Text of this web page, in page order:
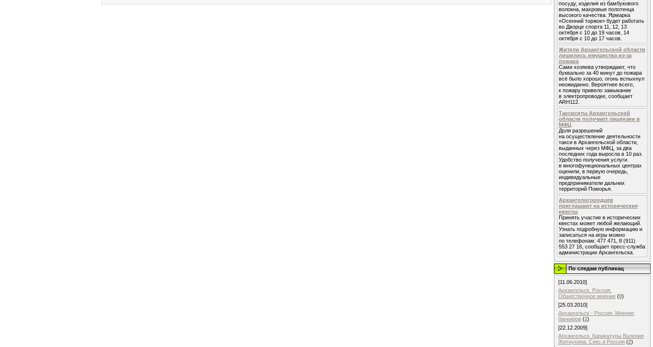
посуду, изделия из бамбукового
волокна, махровые полотенца
высокого качества. Ярмарка
«Осенний торжок» будет работать
во Дворце спорта 11, 12, 13
октября с 10 до 19 часов, 14
октября с 10 до 17 часов.
Жители Архангельской области
лишились имущества из-за
пожара
Сами хозяева утверждают, что
буквально за 40 минут до пожара
всё было хорошо, огонь вспыхнул
неожиданно. Вероятнее всего,
к пожару привело замыкание
в электропроводке, сообщает
ARH112.
Таксиситы Архангельской
области получают лицензии в
МФЦ
Доля разрешений
на осуществление деятельности
такси в Архангельской области,
выданных через МФЦ, за два
последних года выросла в 10 раз.
Удобство получения услуги
в многофункциональных центрах
оценили, в первую очередь,
индивидуальные
предприниматели дальних
территорий Поморья.
Архангелогородцев
приглашают на исторические
квесты
Принять участие в исторических
квестах может любой желающий.
Узнать подробную информацию и
записаться на игры можно
по телефонам: 477 471, 8 (911)
553 27 16, сообщает пресс-служба
администрации Архангельска.
По следам публикац
[11.06.2010]
Архангельск. Россия.
Общественное мнение (0)
[25.03.2010]
Архангельск - Россия. Мнение
банкиров (2)
[22.12.2009]
Архангельск. Карикатуры Валерия
Житнухина. Секс и Россия (2)